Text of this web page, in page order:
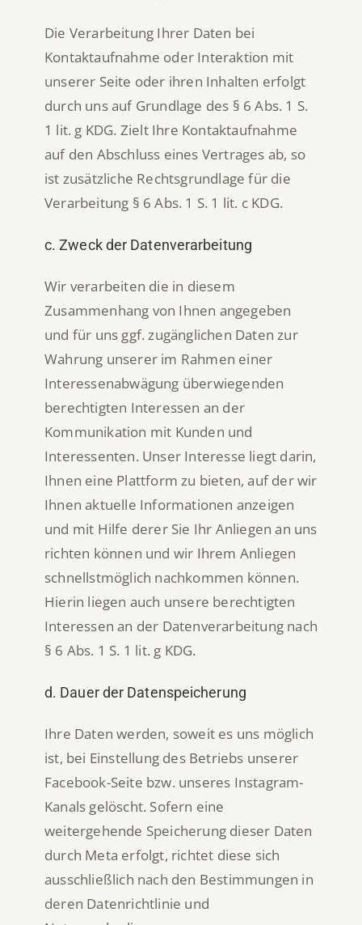
Die Verarbeitung Ihrer Daten bei
Kontaktaufnahme oder Interaktion mit
unserer Seite oder ihren Inhalten erfolgt
durch uns auf Grundlage des § 6 Abs. 1 S.
1 lit. g KDG. Zielt Ihre Kontaktaufnahme
auf den Abschluss eines Vertrages ab, so
ist zusätzliche Rechtsgrundlage für die
Verarbeitung § 6 Abs. 1 S. 1 lit. c KDG.
c. Zweck der Datenverarbeitung
Wir verarbeiten die in diesem
Zusammenhang von Ihnen angegeben
und für uns ggf. zugänglichen Daten zur
Wahrung unserer im Rahmen einer
Interessenabwägung überwiegenden
berechtigten Interessen an der
Kommunikation mit Kunden und
Interessenten. Unser Interesse liegt darin,
Ihnen eine Plattform zu bieten, auf der wir
Ihnen aktuelle Informationen anzeigen
und mit Hilfe derer Sie Ihr Anliegen an uns
richten können und wir Ihrem Anliegen
schnellstmöglich nachkommen können.
Hierin liegen auch unsere berechtigten
Interessen an der Datenverarbeitung nach
§ 6 Abs. 1 S. 1 lit. g KDG.
d. Dauer der Datenspeicherung
Ihre Daten werden, soweit es uns möglich
ist, bei Einstellung des Betriebs unserer
Facebook-Seite bzw. unseres Instagram-
Kanals gelöscht. Sofern eine
weitergehende Speicherung dieser Daten
durch Meta erfolgt, richtet diese sich
ausschließlich nach den Bestimmungen in
deren Datenrichtlinie und